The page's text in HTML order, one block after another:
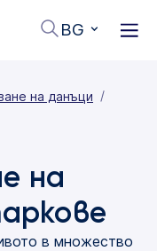
BG
на данъци
на
в множество